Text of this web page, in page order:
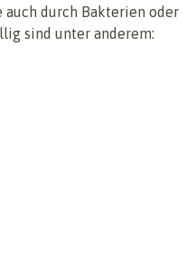
auch durch Bakterien oder
sind unter anderem: